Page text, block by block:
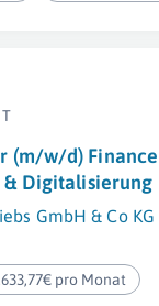
(m/w/d) Finance
Digitalisierung
GmbH & Co KG
pro Monat